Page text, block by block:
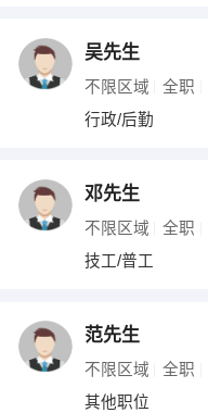
吴先生
不限区域 全职
行政/后勤
邓先生
不限区域 全职
技工/普工
范先生
不限区域 全职
其他职位